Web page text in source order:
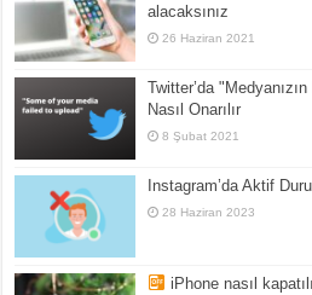
alacaksınız
26 Haziran 2021
Twitter’da
Nasıl Onarılır
8 Şubat 2021
Instagram’da Aktif
28 Haziran 2023
iPhone nasıl